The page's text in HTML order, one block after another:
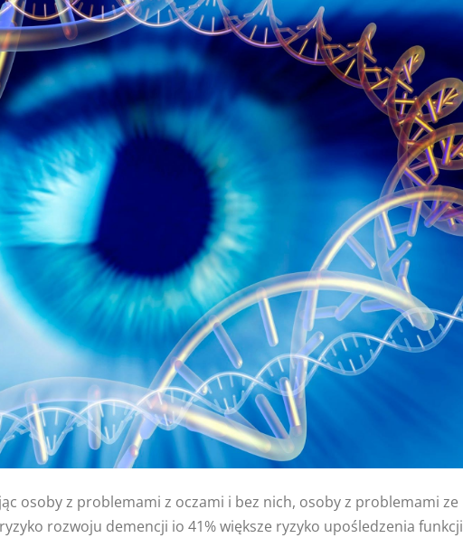
osoby z problemami z oczami i bez nich, osoby z problemami ze
rozwoju demencji io 41% większe ryzyko upośledzenia funkcji